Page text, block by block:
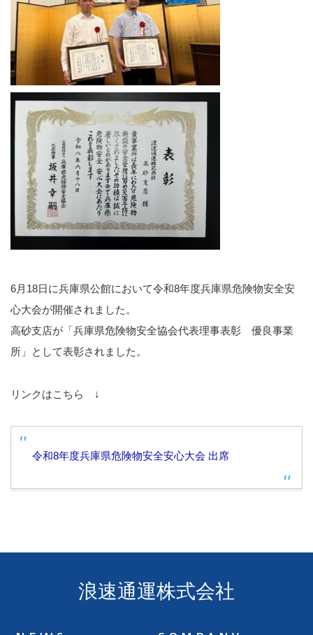
6月18日に兵庫県公館において令和8年度兵庫県危険物安全安
心大会が開催されました。
高砂支店が「兵庫県危険物安全協会代表理事表彰 優良事業
所」として表彰されました。
リンクはこちら ↓
令和8年度兵庫県危険物安全安心大会 出席
浪速通運株式会社